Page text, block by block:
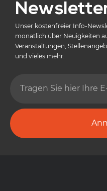
Unser kostenfreier Info-
monatlich über Neuigkeiten
Veranstaltungen,
und vieles mehr.